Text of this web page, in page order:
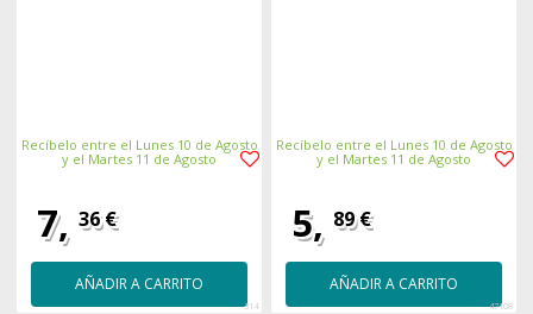
Recíbelo entre el Lunes 10 de Agosto
y el Martes 11 de Agosto
7, 36 €
AÑADIR A CARRITO
314
Recíbelo entre el Lunes 10 de Agosto
y el Martes 11 de Agosto
5, 89 €
AÑADIR A CARRITO
47108